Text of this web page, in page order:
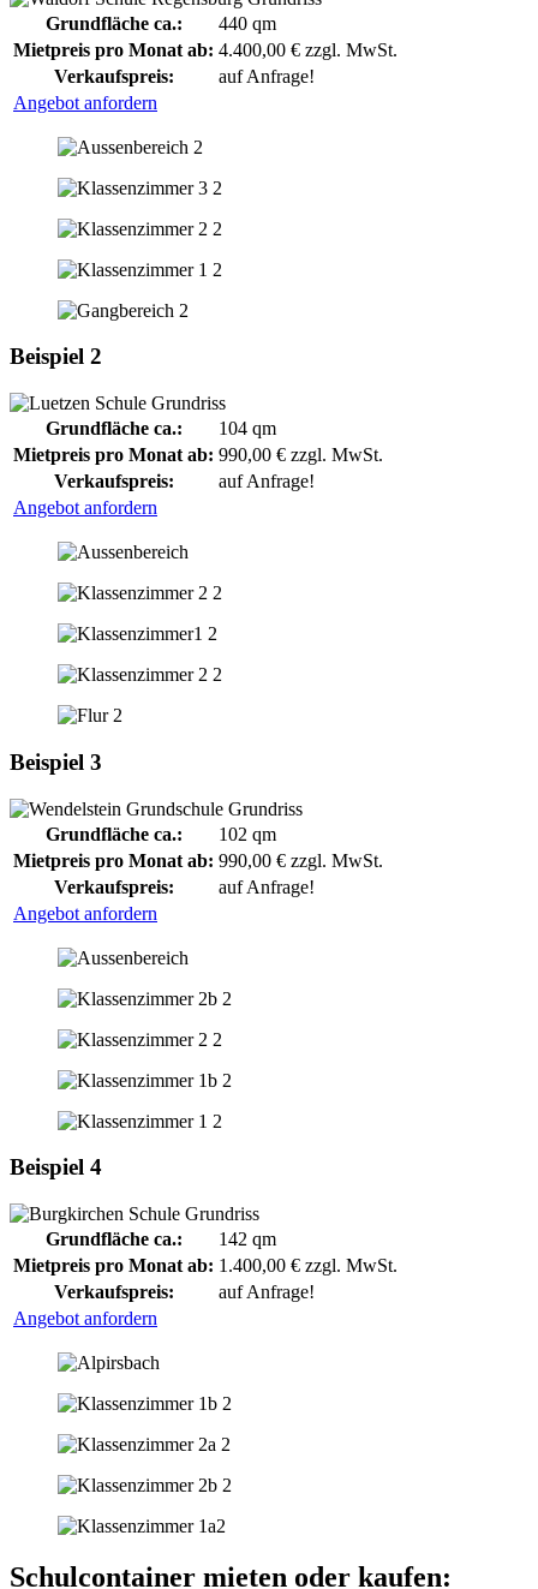
Grundfläche ca.:
440 qm
Mietpreis pro Monat ab: 4.400,00 € zzgl. MwSt.
Verkaufspreis:
auf Anfrage!
Angebot anfordern
Beispiel 2
Grundfläche ca.:
104 qm
Mietpreis pro Monat ab: 990,00 € zzgl. MwSt.
Verkaufspreis:
auf Anfrage!
Angebot anfordern
Beispiel 3
Grundfläche ca.:
102 qm
Mietpreis pro Monat ab: 990,00 € zzgl. MwSt.
Verkaufspreis:
auf Anfrage!
Angebot anfordern
Beispiel 4
Grundfläche ca.:
142 qm
Mietpreis pro Monat ab: 1.400,00 € zzgl. MwSt.
Verkaufspreis:
auf Anfrage!
Angebot anfordern
Schulcontainer mieten oder kaufen: